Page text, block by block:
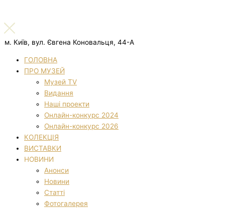
м. Київ, вул. Євгена Коновальця, 44-А
ГОЛОВНА
ПРО МУЗЕЙ
Музей TV
Видання
Наші проекти
Онлайн-конкурс 2024
Онлайн-конкурс 2026
КОЛЕКЦІЯ
ВИСТАВКИ
НОВИНИ
Анонси
Новини
Статті
Фотогалерея